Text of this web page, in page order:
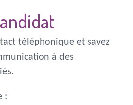
téléphonique et savez
à des
: